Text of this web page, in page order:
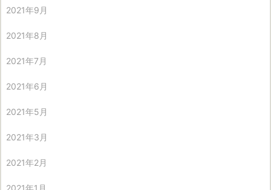
2021年9月
2021年8月
2021年7月
2021年6月
2021年5月
2021年3月
2021年2月